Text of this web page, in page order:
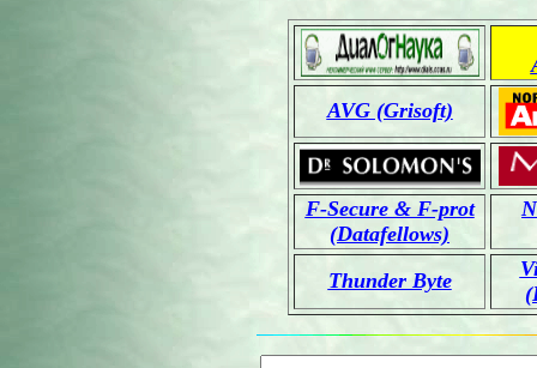
AVG (Grisoft)
F-Secure & F-prot
(Datafellows)
Thunder Byte